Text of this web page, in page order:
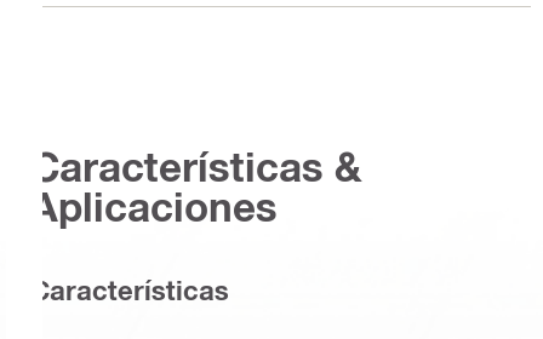
Características &
Aplicaciones
Características